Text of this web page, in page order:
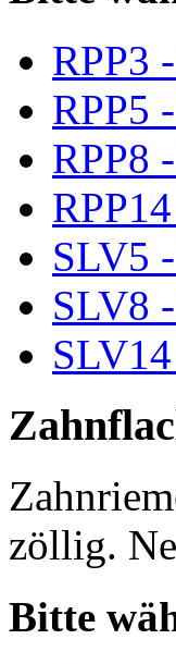
RPP3
RPP5
RPP8
SLV5
SLV8
zöllig.
Bitte